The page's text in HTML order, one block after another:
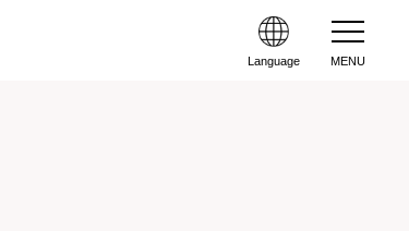
Language MENU